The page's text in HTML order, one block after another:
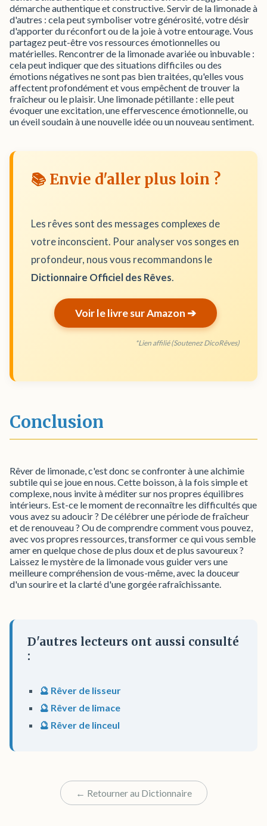
démarche authentique et constructive. Servir de la limonade à
d'autres : cela peut symboliser votre générosité, votre désir
d'apporter du réconfort ou de la joie à votre entourage. Vous
partagez peut-être vos ressources émotionnelles ou
matérielles. Rencontrer de la limonade avariée ou inbuvable :
cela peut indiquer que des situations difficiles ou des
émotions négatives ne sont pas bien traitées, qu'elles vous
affectent profondément et vous empêchent de trouver la
fraîcheur ou le plaisir. Une limonade pétillante : elle peut
évoquer une excitation, une effervescence émotionnelle, ou
un éveil soudain à une nouvelle idée ou un nouveau sentiment.
📚 Envie d'aller plus loin ?
Les rêves sont des messages complexes de
votre inconscient. Pour analyser vos songes en
profondeur, nous vous recommandons le
Dictionnaire Officiel des Rêves.
Voir le livre sur Amazon ➔
*Lien affilié (Soutenez DicoRêves)
Conclusion
Rêver de limonade, c'est donc se confronter à une alchimie
subtile qui se joue en nous. Cette boisson, à la fois simple et
complexe, nous invite à méditer sur nos propres équilibres
intérieurs. Est-ce le moment de reconnaître les difficultés que
vous avez su adoucir ? De célébrer une période de fraîcheur
et de renouveau ? Ou de comprendre comment vous pouvez,
avec vos propres ressources, transformer ce qui vous semble
amer en quelque chose de plus doux et de plus savoureux ?
Laissez le mystère de la limonade vous guider vers une
meilleure compréhension de vous-même, avec la douceur
d'un sourire et la clarté d'une gorgée rafraîchissante.
D'autres lecteurs ont aussi consulté
:
🔮 Rêver de lisseur
🔮 Rêver de limace
🔮 Rêver de linceul
← Retourner au Dictionnaire